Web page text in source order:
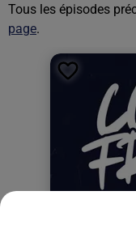
Tous les épisodes
page.